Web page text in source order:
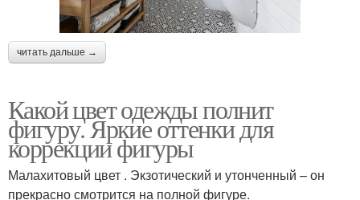
читать дальше →
Какой цвет одежды полнит
фигуру. Яркие оттенки для
коррекции фигуры
Малахитовый цвет . Экзотический и утонченный – он
прекрасно смотрится на полной фигуре.